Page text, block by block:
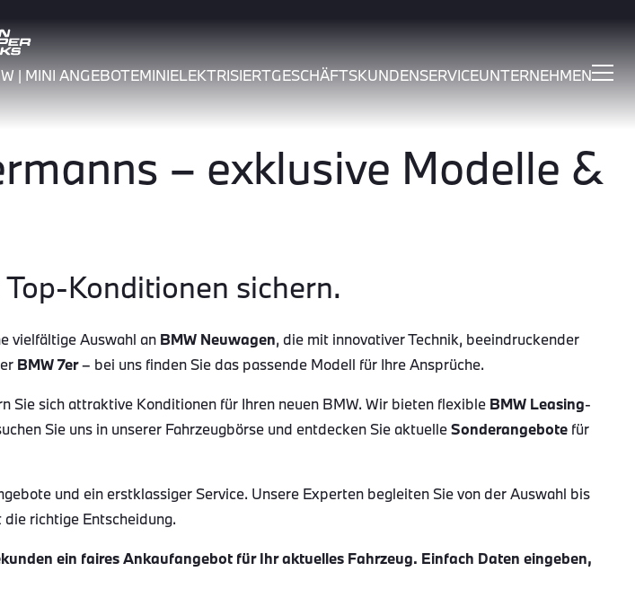
| MINI ANGEBOTEMINIELEKTRISIERTGESCHÄFTSKUNDENSERVICEUNTERNEHMEN
– exklusive Modelle &
Konditionen sichern.
vielfältige Auswahl an BMW Neuwagen, die mit innovativer Technik, beeindruckender
BMW 7er– bei uns finden Sie das passende Modell für Ihre Ansprüche.
Sie sich attraktive Konditionen für Ihren neuen BMW. Wir bieten flexible BMW Leasing-
Sie uns in unserer Fahrzeugbörse und entdecken Sie aktuelleSonderangebote für
und ein erstklassiger Service. Unsere Experten begleiten Sie von der Auswahl bis
richtige Entscheidung.
ein faires Ankaufangebot für Ihr aktuelles Fahrzeug. Einfach Daten eingeben,